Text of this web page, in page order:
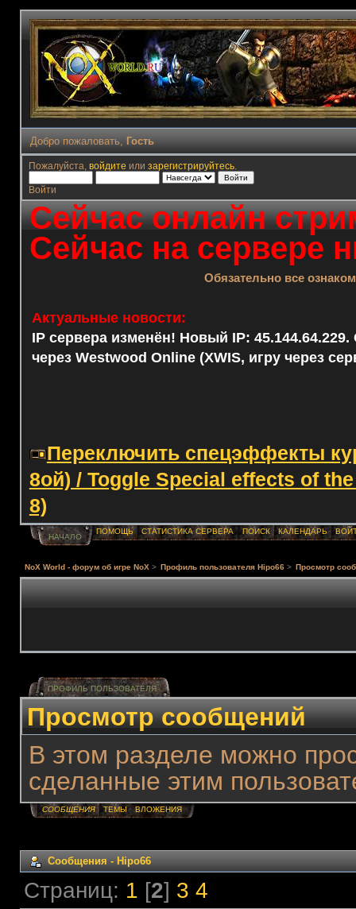
Добро пожаловать, Гость
Пожалуйста, войдите или зарегистрируйтесь.
Войти
Сейчас онлайн
Сейчас на сервере
Обязательно все
Актуальные новости:
IP сервера изменён! Новый IP: 45.144.64.229.
через Westwood Online (XWIS, игру через
Переключить спецэффекты
8ой) / Toggle Special effects of
8)
НАЧАЛО
ПОМОЩЬ СТАТИСТИКА СЕРВЕРА ПОИСК КАЛЕНДАРЬ
NoX World - форум об игре NoX > Профиль пользователя Hipo66 > Просмотр
ПРОФИЛЬ ПОЛЬЗОВАТЕЛЯ
Просмотр сообщений
В этом разделе можно
сделанные этим
СООБЩЕНИЯ ТЕМЫ ВЛОЖЕНИЯ
Сообщения - Hipo66
Страниц: 1 [2] 3 4